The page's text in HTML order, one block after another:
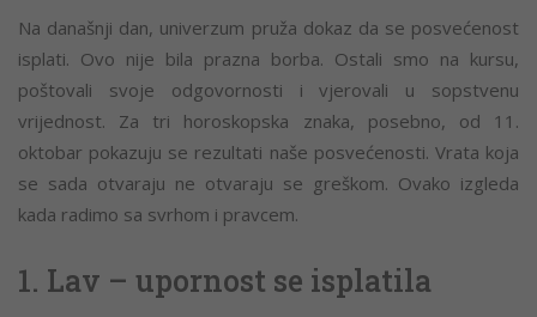
Na današnji dan, univerzum pruža dokaz da se posvećenost
isplati. Ovo nije bila prazna borba. Ostali smo na kursu,
poštovali svoje odgovornosti i vjerovali u sopstvenu
vrijednost. Za tri horoskopska znaka, posebno, od 11.
oktobar pokazuju se rezultati naše posvećenosti. Vrata koja
se sada otvaraju ne otvaraju se greškom. Ovako izgleda
kada radimo sa svrhom i pravcem.
1. Lav – upornost se isplatila